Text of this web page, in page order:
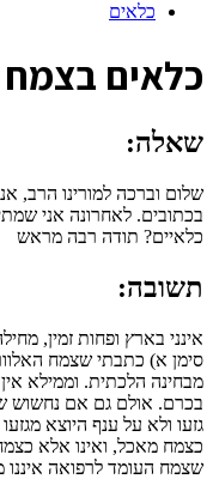
כלאים
כלאים בצמח
שאלה:
שלום וברכה למורינו הרב,
בכתובים. לאחרונה אני
כלאיים? תודה רבה מראש
תשובה:
אינני בארץ ופחות זמין,
סימן א) כתבתי שצמח
מבחינה הלכתית. וממילא
בכרם. אולם גם אם נחשוש
גזעו ולא על ענף היוצא
כצמח מאכל, ואינו אלא
שצמח העומד לרפואה